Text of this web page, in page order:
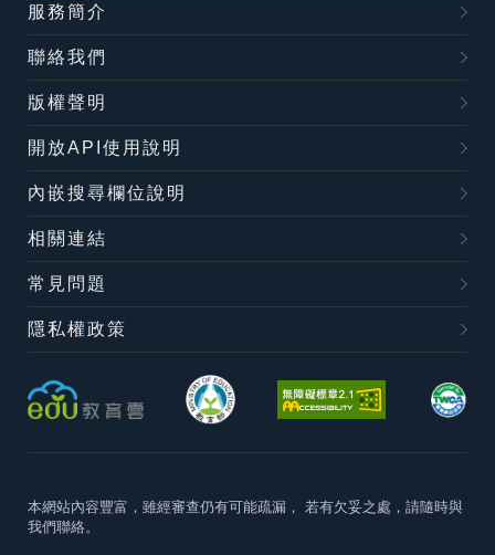
服務簡介
聯絡我們
版權聲明
開放API使用說明
內嵌搜尋欄位說明
相關連結
常見問題
隱私權政策
本網站內容豐富，雖經審查仍有可能疏漏， 若有欠妥之處，請隨時與
我們聯絡。